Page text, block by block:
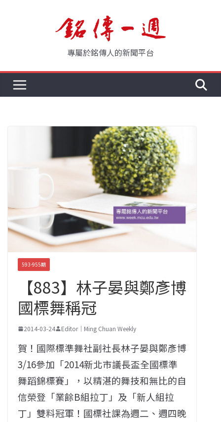
專屬於銘傳人的新聞平台
593-955期
【883】林子晏與鄭彥博
國標舞稱冠
2014-03-24 Editor｜Ming Chuan Weekly
賀！國際標準舞社副社長林子晏與鄭彥博
3/16參加「2014新北市議長盃全國標準
舞蹈錦標賽」，以精湛的舞技和無比的自
信榮登「業餘B組拉丁」及「新人組拉
丁」雙料冠軍！國標社課為週二、週四晚